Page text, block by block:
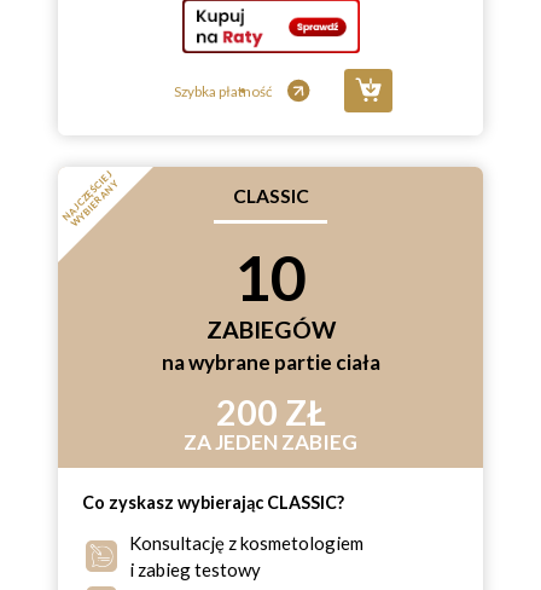
Szybka płatność
N
A
J
C
Z
Ę
Ś
C
I
E
J
W
Y
B
I
E
R
A
N
Y CLASSIC
10
ZABIEGÓW
na wybrane partie ciała
200 ZŁ
ZA JEDEN ZABIEG
Co zyskasz wybierając CLASSIC?
Konsultację z kosmetologiem
i zabieg testowy